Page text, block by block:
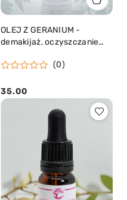
OLEJ Z GERANIUM -
demakijaż, oczyszczanie
(0)
Cena:
35.00